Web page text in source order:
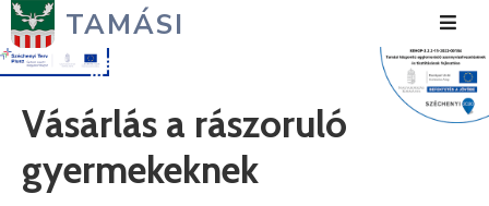
TAMÁSI
Önkormányzat
Vásárlás a rászoruló
gyermekeknek